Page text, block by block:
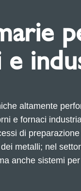
e
altamente
e fornaci
di
metalli; nel
anche sistemi